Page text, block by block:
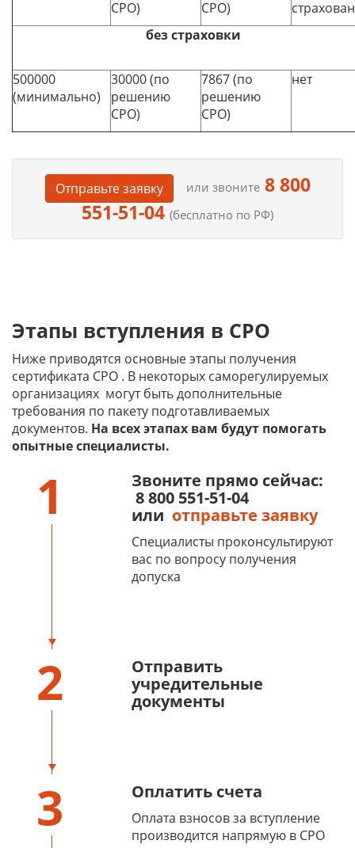
СРО) СРО)
без страховки
500000
(минимально)
30000 (по
решению
СРО)
7867 (по
решению
СРО)
нет
Отправьте заявку или звоните8 800
551-51-04 (бесплатно по РФ)
Этапы вступления в СРО
Ниже приводятся основные этапы получения
сертификата СРО . В некоторых саморегулируемых
организациях могут быть дополнительные
требования по пакету подготавливаемых
документов. На всех этапах вам будут помогать
опытные специалисты.
1
Звоните прямо сейчас:
8 800 551-51-04
или отправьте заявку
Специалисты проконсультируют
вас по вопросу получения
допуска
2
Отправить
учредительные
документы
3 Оплатить счета
Оплата взносов за вступление
производится напрямую в СРО